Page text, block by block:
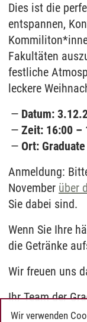
Dies ist die
entspannen,
Fakultäten
festliche
leckere
Datum:
Zeit: 16:00 –
Ort:
Anmeldung:
November über
Sie dabei sind.
Wenn Sie Ihre
die Getränke
Wir freuen uns
Ihr Team der
Wir verwenden